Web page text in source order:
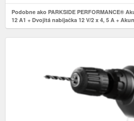
Podobne ako PARKSIDE PERFORMANCE®
12 A1 + Dvojitá nabíjačka 12 V/2 x 4, 5 A +